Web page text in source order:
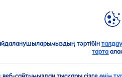
тәртібін талдау
тарта
NIVEA